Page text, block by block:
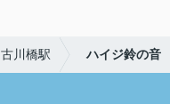
古川橋駅 ハイジ鈴の音